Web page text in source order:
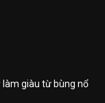
giàu từ bùng nổ